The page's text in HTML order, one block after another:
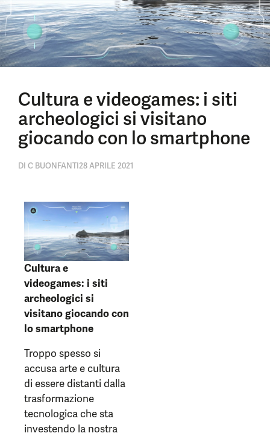
Cultura e videogames: i siti
archeologici si visitano
giocando con lo smartphone
DI C BUONFANTI28 APRILE 2021
Cultura e
videogames: i siti
archeologici si
visitano giocando con
lo smartphone
Troppo spesso si
accusa arte e cultura
di essere distanti dalla
trasformazione
tecnologica che sta
investendo la nostra